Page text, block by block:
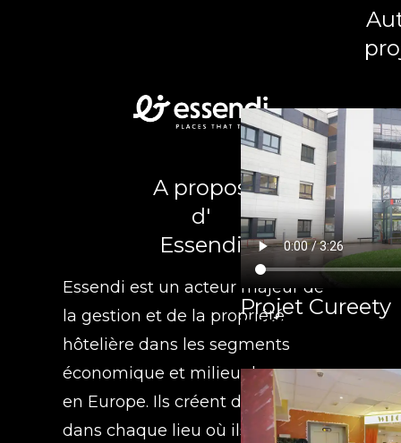
A propos
d'
Essendi
Essendi est un acteur majeur de
la gestion et de la propriété
hôtelière dans les segments
économique et milieu de gamme
en Europe. Ils créent de la valeur
dans chaque lieu où ils
Projet Cureety